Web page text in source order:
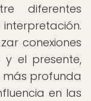
diferentes
conexiones
el presente,
profunda
en las